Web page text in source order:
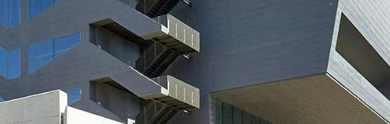
Correo electrónico